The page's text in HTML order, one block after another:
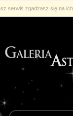
serwis zgadzasz się na